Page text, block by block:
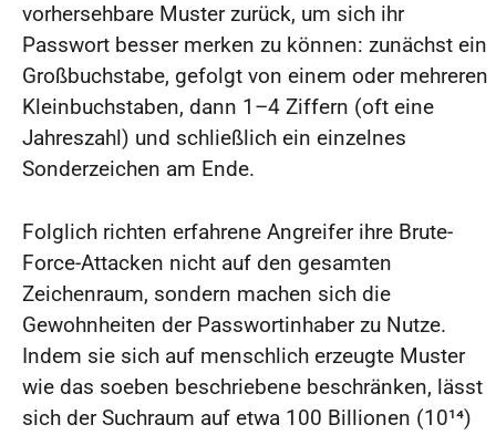
vorhersehbare Muster zurück, um sich ihr
Passwort besser merken zu können: zunächst ein
Großbuchstabe, gefolgt von einem oder mehreren
Kleinbuchstaben, dann 1–4 Ziffern (oft eine
Jahreszahl) und schließlich ein einzelnes
Sonderzeichen am Ende.
Folglich richten erfahrene Angreifer ihre Brute-
Force-Attacken nicht auf den gesamten
Zeichenraum, sondern machen sich die
Gewohnheiten der Passwortinhaber zu Nutze.
Indem sie sich auf menschlich erzeugte Muster
wie das soeben beschriebene beschränken, lässt
sich der Suchraum auf etwa 100 Billionen (10¹⁴)